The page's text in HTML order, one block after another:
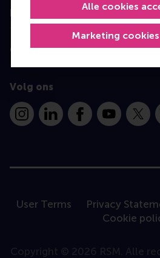
Marketing
Alle cookies
Information for
Contact
Volg ons
InstagramLinkedInFacebookYouTube
X
User Terms Privacy
Cookie